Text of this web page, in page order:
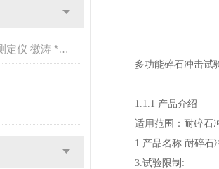
活性炭耐磨强度测定仪 徽涛 *售后
多功能碎石冲击试
1.1.1 产品介绍
适用范围：耐碎石冲
1.产品名称:耐碎石
3.试验限制: